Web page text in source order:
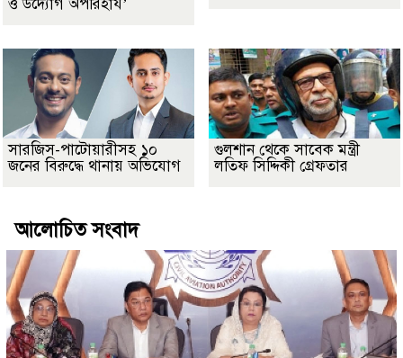
ও উদ্যোগ অপরিহার্য’
সারজিস-পাটোয়ারীসহ ১০
জনের বিরুদ্ধে থানায় অভিযোগ
গুলশান থেকে সাবেক মন্ত্রী
লতিফ সিদ্দিকী গ্রেফতার
আলোচিত সংবাদ